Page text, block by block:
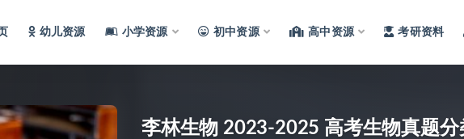
幼儿资源 小学资源 初中资源 高中资源 考研资料
李林生物 2023-2025 高考生物真题